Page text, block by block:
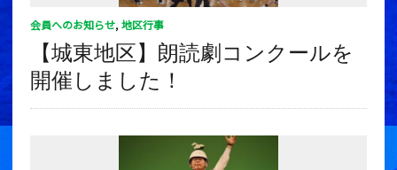
会員へのお知らせ, 地区行事
【城東地区】朗読劇コンクールを
開催しました！